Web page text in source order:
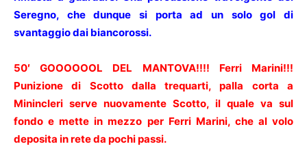
Seregno, che dunque si porta ad un solo gol di
svantaggio dai biancorossi.
50′ GOOOOOOL DEL MANTOVA!!!! Ferri Marini!!!
Punizione di Scotto dalla trequarti, palla corta a
Minincleri serve nuovamente Scotto, il quale va sul
fondo e mette in mezzo per Ferri Marini, che al volo
deposita in rete da pochi passi.